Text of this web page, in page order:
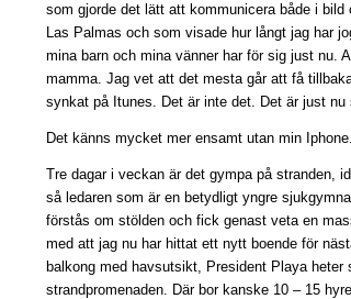
som gjorde det lätt att kommunicera både i
Las Palmas och som visade hur långt jag har
mina barn och mina vänner har för sig just nu.
mamma. Jag vet att det mesta går att få
synkat på Itunes. Det är inte det. Det är just nu
Det känns mycket mer ensamt utan min Iphone.
Tre dagar i veckan är det gympa på stranden,
så ledaren som är en betydligt yngre
förstås om stölden och fick genast veta en
med att jag nu har hittat ett nytt boende för
balkong med havsutsikt, President Playa heter
strandpromenaden. Där bor kanske 10 – 15